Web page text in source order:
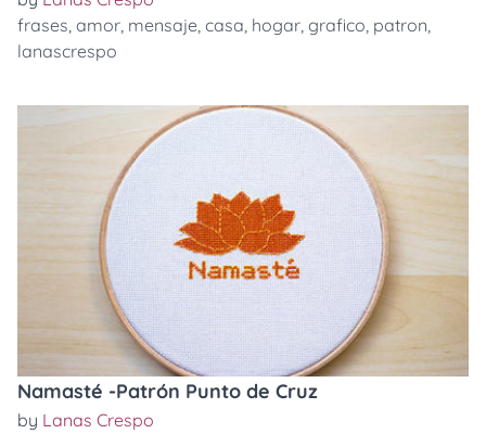
frases, amor, mensaje, casa, hogar, grafico, patron,
lanascrespo
Namasté -Patrón Punto de Cruz
by Lanas Crespo